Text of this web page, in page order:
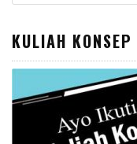
for:
KULIAH